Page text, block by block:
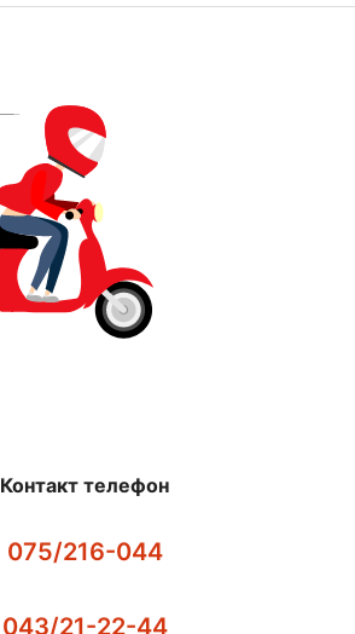
Контакт телефон
075/216-044
043/21-22-44